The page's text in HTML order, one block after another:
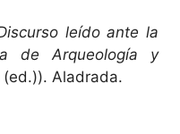
leído ante la
de Arqueología y
(ed.)). Aladrada.